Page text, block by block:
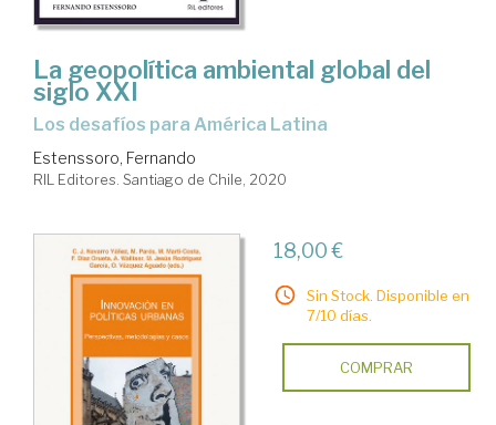
La geopolítica ambiental global del
siglo XXI
los desafíos para América Latina
Estenssoro, Fernando
RIL Editores. Santiago de Chile, 2020
18,00 €
Sin Stock. Disponible en
7/10 días.
COMPRAR